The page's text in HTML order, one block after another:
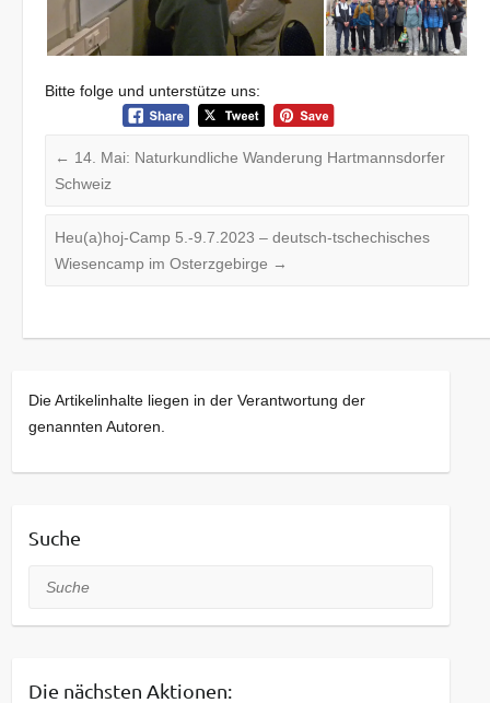
Bitte folge und unterstütze uns:
← 14. Mai: Naturkundliche Wanderung Hartmannsdorfer
Schweiz
Heu(a)hoj-Camp 5.-9.7.2023 – deutsch-tschechisches
Wiesencamp im Osterzgebirge →
Die Artikelinhalte liegen in der Verantwortung der
genannten Autoren.
Suche
Suche
Die nächsten Aktionen: